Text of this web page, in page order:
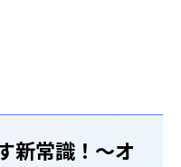
新常識！〜オ